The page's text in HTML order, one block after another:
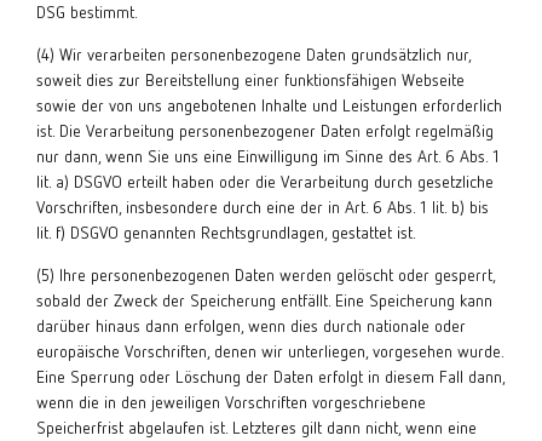
DSG bestimmt.
(4) Wir verarbeiten personenbezogene Daten grundsätzlich nur,
soweit dies zur Bereitstellung einer funktionsfähigen Webseite
sowie der von uns angebotenen Inhalte und Leistungen erforderlich
ist. Die Verarbeitung personenbezogener Daten erfolgt regelmäßig
nur dann, wenn Sie uns eine Einwilligung im Sinne des Art. 6 Abs. 1
lit. a) DSGVO erteilt haben oder die Verarbeitung durch gesetzliche
Vorschriften, insbesondere durch eine der in Art. 6 Abs. 1 lit. b) bis
lit. f) DSGVO genannten Rechtsgrundlagen, gestattet ist.
(5) Ihre personenbezogenen Daten werden gelöscht oder gesperrt,
sobald der Zweck der Speicherung entfällt. Eine Speicherung kann
darüber hinaus dann erfolgen, wenn dies durch nationale oder
europäische Vorschriften, denen wir unterliegen, vorgesehen wurde.
Eine Sperrung oder Löschung der Daten erfolgt in diesem Fall dann,
wenn die in den jeweiligen Vorschriften vorgeschriebene
Speicherfrist abgelaufen ist. Letzteres gilt dann nicht, wenn eine